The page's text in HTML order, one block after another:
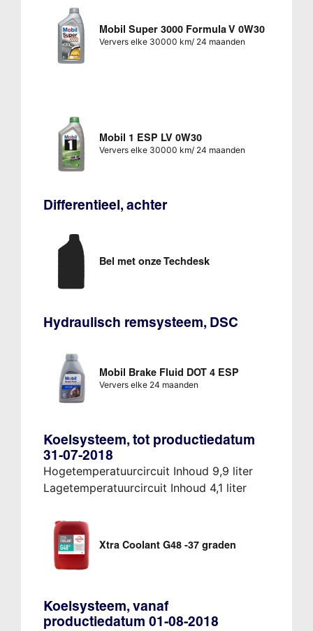
Mobil Super 3000 Formula V 0W30
Ververs elke 30000 km/ 24 maanden
Mobil 1 ESP LV 0W30
Ververs elke 30000 km/ 24 maanden
Differentieel, achter
Bel met onze Techdesk
Hydraulisch remsysteem, DSC
Mobil Brake Fluid DOT 4 ESP
Ververs elke 24 maanden
Koelsysteem, tot productiedatum
31-07-2018
Hogetemperatuurcircuit Inhoud 9,9 liter
Lagetemperatuurcircuit Inhoud 4,1 liter
Xtra Coolant G48 -37 graden
Koelsysteem, vanaf
productiedatum 01-08-2018